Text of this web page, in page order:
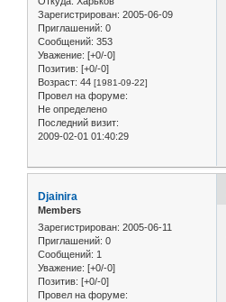
Зарегистрирован: 2005-06-09
Приглашений: 0
Сообщений: 353
Уважение: [+0/-0]
Позитив: [+0/-0]
Возраст: 44 [1981-09-22]
Провел на форуме:
Не определено
Последний визит:
2009-02-01 01:40:29
Djainira
Members
Зарегистрирован: 2005-06-11
Приглашений: 0
Сообщений: 1
Уважение: [+0/-0]
Позитив: [+0/-0]
Провел на форуме: